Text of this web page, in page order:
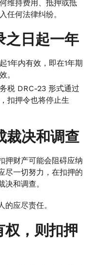
维持费用、抵押或抵
任何法律纠纷。
之日起一年
1年内有效，即在1年期
。
税 DRC-23 形式通过
扣押令也将停止生
裁决和调查
押财产可能会阻碍应纳
尽一切努力，在扣押的
和调查。
应尽责任。
权，则扣押